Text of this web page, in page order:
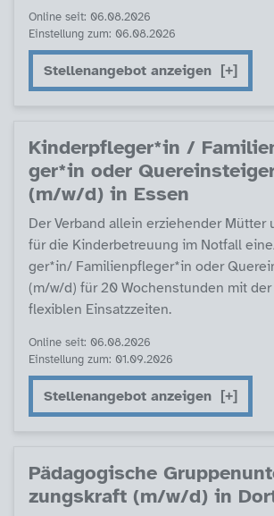
Online seit: 06.08.2026
Einstellung zum: 06.08.2026
Stellenangebot anzeigen
Kin­derpf­le­ger*in /
ger*in oder
(m/w/d) in Es­sen
Der Ver­band al­lein er­zie­hen­der Müt­ter
für die Kin­der­be­t­reu­ung im Not­fall
ger*in/ Fa­mi­li­enpf­le­ger*in oder
(m/w/d) für 20 Wo­chen­stun­den mit
fle­xi­b­len Ein­satz­zei­ten.
Online seit: 06.08.2026
Einstellung zum: 01.09.2026
Stellenangebot anzeigen
Päda­go­gi­sche
zungs­kraft (m/w/d) in